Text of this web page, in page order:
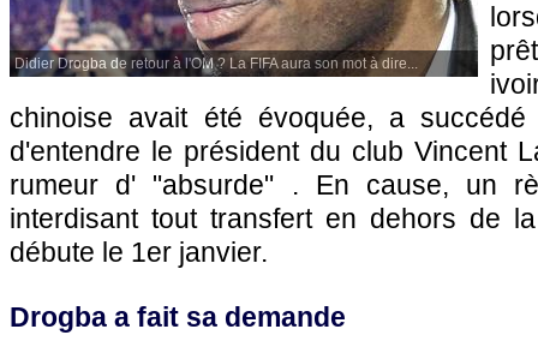
Didier Drogba de retour à l'OM ? La FIFA aura son mot à dire...
chinoise avait été évoquée, a
d'entendre le président du club Vincent
rumeur d' "absurde" . En cause, un
interdisant tout transfert en dehors de
débute le 1er janvier.
Drogba a fait sa demande